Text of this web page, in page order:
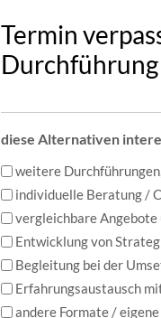
Termin
Durchführung
diese Alternativen
weitere
individuelle Beratung /
vergleichbare Angebote
Entwicklung von
Begleitung bei der
Erfahrungsaustausch
andere Formate /